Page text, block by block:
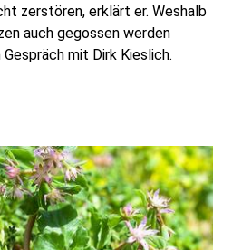
zerstören, erklärt er. Weshalb
auch gegossen werden
mit Dirk Kieslich.